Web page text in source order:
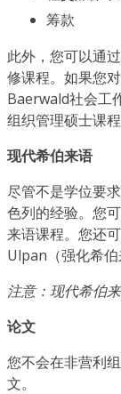
筹款
此外，您可以通
修课程。如果您
Baerwald社会工
组织管理硕士课
现代希伯来语
尽管不是学位要
色列的经验。您
来语课程。您还
Ulpan（强化希伯
注意：现代希伯
论文
您不会在非营利
文。